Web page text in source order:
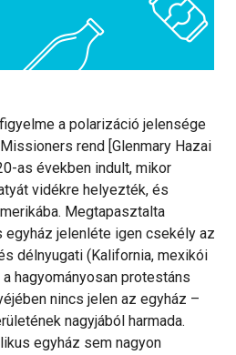
a polarizáció jelensége
rend [Glenmary Hazai
as években indult, mikor
vidékre helyezték, és
Megtapasztalta
egyház jelenléte igen csekély az
délnyugati (Kalifornia, mexikói
hagyományosan protestáns
nincs jelen az egyház –
nagyjából harmada.
egyház sem nagyon